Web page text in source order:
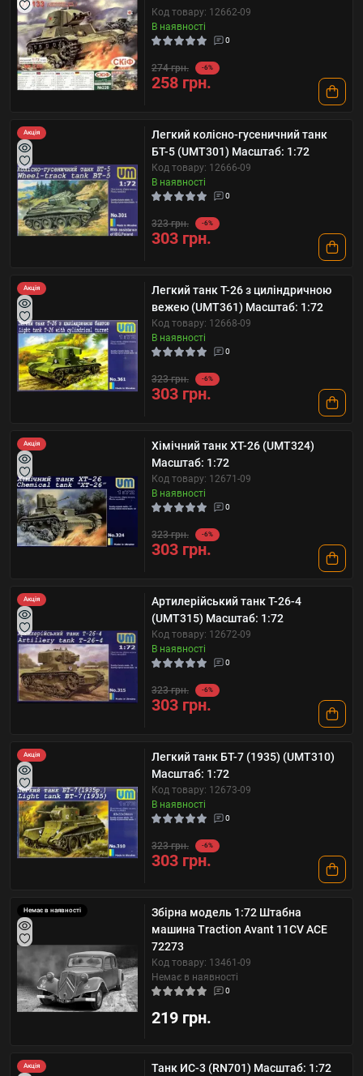
Код товару: 12662-09
В наявності
0
274 грн. -6%
258 грн.
Акція
Легкий колісно-гусеничний танк
БТ-5 (UMT301) Масштаб: 1:72
Код товару: 12666-09
В наявності
0
323 грн. -6%
303 грн.
Акція
Легкий танк Т-26 з циліндричною
вежею (UMT361) Масштаб: 1:72
Код товару: 12668-09
В наявності
0
323 грн. -6%
303 грн.
Акція
Хімічний танк ХТ-26 (UMT324)
Масштаб: 1:72
Код товару: 12671-09
В наявності
0
323 грн. -6%
303 грн.
Акція
Артилерійський танк Т-26-4
(UMT315) Масштаб: 1:72
Код товару: 12672-09
В наявності
0
323 грн. -6%
303 грн.
Акція
Легкий танк БТ-7 (1935) (UMT310)
Масштаб: 1:72
Код товару: 12673-09
В наявності
0
323 грн. -6%
303 грн.
Немає в наявності
Збірна модель 1:72 Штабна
машина Traction Avant 11CV ACE
72273
Код товару: 13461-09
Немає в наявності
0
219 грн.
Акція Танк ИС-3 (RN701) Масштаб: 1:72